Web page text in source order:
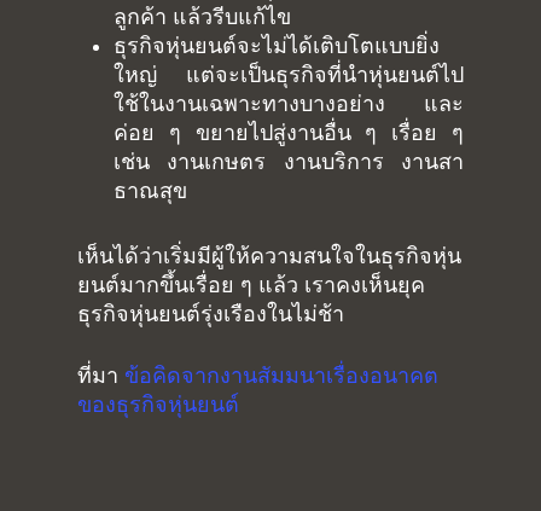
ลูกค้า แล้วรีบแก้ไข
ธุรกิจหุ่นยนต์จะไม่ได้เติบโตแบบยิ่ง
ใหญ่ แต่จะเป็นธุรกิจที่นำหุ่นยนต์ไป
ใช้ในงานเฉพาะทางบางอย่าง และ
ค่อย ๆ ขยายไปสู่งานอื่น ๆ เรื่อย ๆ
เช่น งานเกษตร งานบริการ งานสา
ธาณสุข
เห็นได้ว่าเริ่มมีผู้ให้ความสนใจในธุรกิจหุ่น
ยนต์มากขึ้นเรื่อย ๆ แล้ว เราคงเห็นยุค
ธุรกิจหุ่นยนต์รุ่งเรืองในไม่ช้า
ที่มา ข้อคิดจากงานสัมมนาเรื่องอนาคต
ของธุรกิจหุ่นยนต์